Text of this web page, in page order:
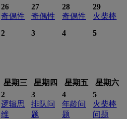
26
奇偶性
27
奇偶性
28
奇偶性
29
火柴棒
2 3 4 5
星期三 星期四 星期五 星期六
2
逻辑思
维
3
排队问
题
4
年龄问
题
5
火柴棒
问题